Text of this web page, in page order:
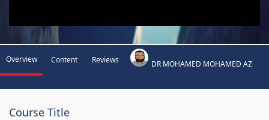
Overview Content Reviews DR MOHAMED MOHAMED AZ
Course Title